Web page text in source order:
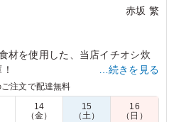
赤坂 繁
材を使用した、当店イチオシ炊
鯖は香ばしさ・うま味が格段に
…続きを見る
ご注文で配達無料
14
（金）
15
（土）
16
（日）